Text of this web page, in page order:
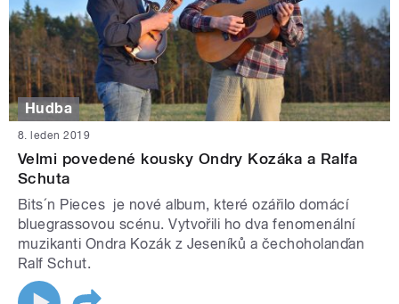
Hudba
8. leden 2019
Velmi povedené kousky Ondry Kozáka a Ralfa
Schuta
Bits´n Pieces je nové album, které ozářilo domácí
bluegrassovou scénu. Vytvořili ho dva fenomenální
muzikanti Ondra Kozák z Jeseníků a čechoholanďan
Ralf Schut.